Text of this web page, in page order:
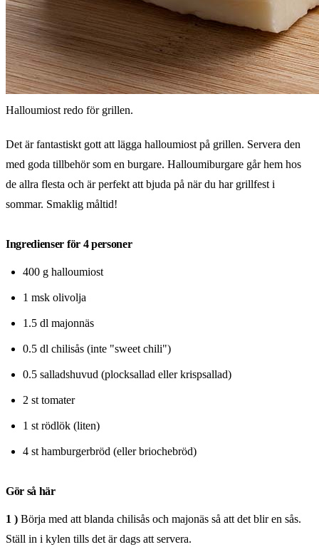
Halloumiost redo för grillen.
Det är fantastiskt gott att lägga halloumiost på grillen. Servera den
med goda tillbehör som en burgare. Halloumiburgare går hem hos
de allra flesta och är perfekt att bjuda på när du har grillfest i
sommar. Smaklig måltid!
Ingredienser för 4 personer
400 g halloumiost
1 msk olivolja
1.5 dl majonnäs
0.5 dl chilisås (inte "sweet chili")
0.5 salladshuvud (plocksallad eller krispsallad)
2 st tomater
1 st rödlök (liten)
4 st hamburgerbröd (eller briochebröd)
Gör så här
1 ) Börja med att blanda chilisås och majonäs så att det blir en sås.
Ställ in i kylen tills det är dags att servera.